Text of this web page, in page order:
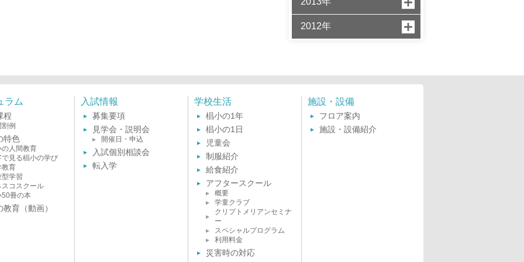
2012年
ラム
程
例
特色
の人間教育
で見る椙小の学び
教育
型学習
スコスクール
50冊の本
教育（動画）
入試情報
募集要項
見学会・説明会
開催日・申込
入試個別相談会
転入学
学校生活
椙小の1年
椙小の1日
児童会
制服紹介
給食紹介
アフタースクール
概要
学童クラブ
クリプトメリアンセミナ
ー
スペシャルプログラム
利用料金
災害時の対応
施設・設備
フロア案内
施設・設備紹介